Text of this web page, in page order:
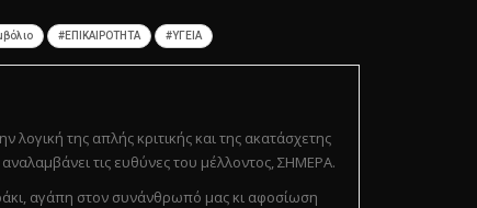
#ΕΠΙΚΑΙΡΟΤΗΤΑ #ΥΓΕΙΑ
της απλής κριτικής και της ακατάσχετης
τις ευθύνες του μέλλοντος, ΣΗΜΕΡΑ.
αγάπη στον συνάνθρωπό μας κι αφοσίωση